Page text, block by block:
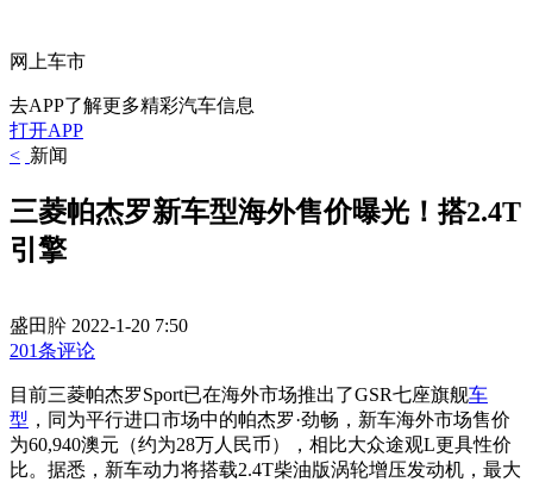
网上车市
去APP了解更多精彩汽车信息
打开APP
< 新闻
三菱帕杰罗新车型海外售价曝光！搭2.4T
引擎
盛田肸 2022-1-20 7:50
201条评论
目前三菱帕杰罗Sport已在海外市场推出了GSR七座旗舰车
型 ，同为平行进口市场中的帕杰罗·劲畅，新车海外市场售价
为60,940澳元（约为28万人民币），相比大众途观L更具性价
比。据悉，新车动力将搭载2.4T柴油版涡轮增压发动机，最大